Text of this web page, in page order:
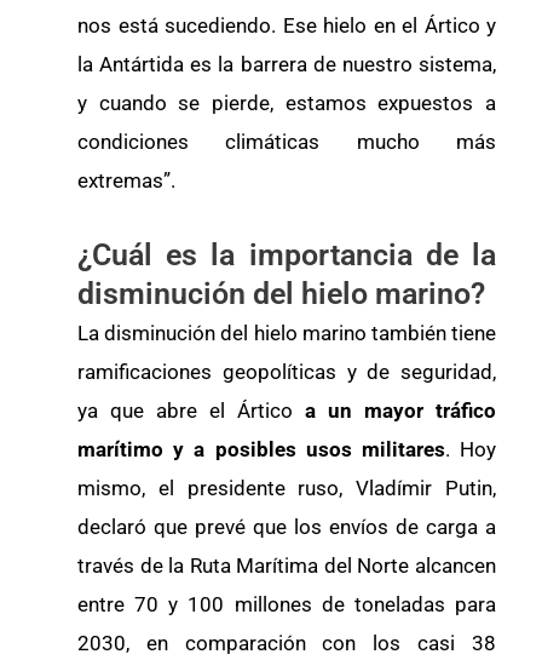
nos está sucediendo. Ese hielo en el Ártico y
la Antártida es la barrera de nuestro sistema,
y cuando se pierde, estamos expuestos a
condiciones climáticas mucho más
extremas”.
¿Cuál es la importancia de la
disminución del hielo marino?
La disminución del hielo marino también tiene
ramificaciones geopolíticas y de seguridad,
ya que abre el Ártico a un mayor tráfico
marítimo y a posibles usos militares. Hoy
mismo, el presidente ruso, Vladímir Putin,
declaró que prevé que los envíos de carga a
través de la Ruta Marítima del Norte alcancen
entre 70 y 100 millones de toneladas para
2030, en comparación con los casi 38